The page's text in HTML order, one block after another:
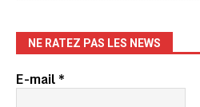
NE RATEZ PAS LES NEWS
E-mail*